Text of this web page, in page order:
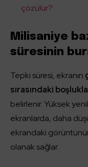
çözülür?
Milisaniye
süresinin
Tepki süresi, ekranın
sırasındaki
belirlenir. Yüksek
ekranlarda, daha
ekrandaki
olanak sağlar.